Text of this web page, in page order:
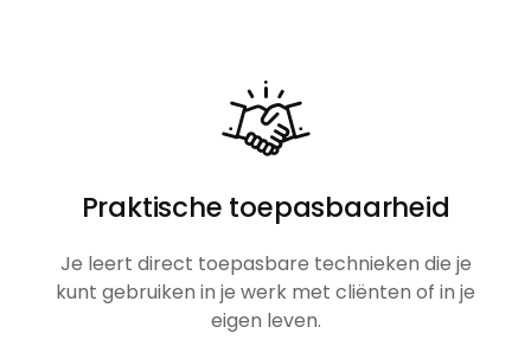
Praktische toepasbaarheid
Je leert direct toepasbare technieken die je
kunt gebruiken in je werk met cliënten of in je
eigen leven.